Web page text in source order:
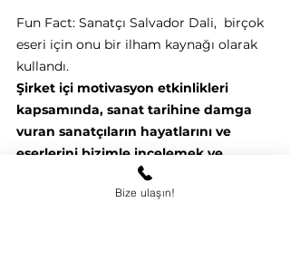
Fun Fact: Sanatçı Salvador Dali,  birçok
eseri için onu bir ilham kaynağı olarak
kullandı.
Şirket içi motivasyon etkinlikleri
kapsamında, sanat tarihine damga
vuran sanatçıların hayatlarını ve
eserlerini bizimle incelemek ve
sanatın tarihine keyifli bir yolculuk
yapmak isterseniz, bizimle
Bize ulaşın!